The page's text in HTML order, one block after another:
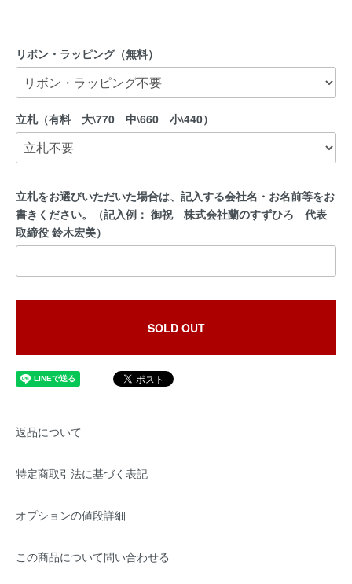
リボン・ラッピング（無料）
立札（有料 大\770 中\660 小\440）
立札をお選びいただいた場合は、記入する会社名・お名前等をお
書きください。（記入例： 御祝 株式会社蘭のすずひろ 代表
取締役 鈴木宏美）
SOLD OUT
返品について
特定商取引法に基づく表記
オプションの値段詳細
この商品について問い合わせる